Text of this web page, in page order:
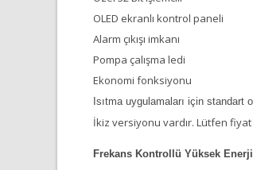
OLED ekranlı kontrol paneli
Alarm çıkışı imkanı
Pompa çalışma ledi
Ekonomi fonksiyonu
Isıtma uygulamaları için standart
İkiz versiyonu vardır. Lütfen
Frekans Kontrollü Yüksek